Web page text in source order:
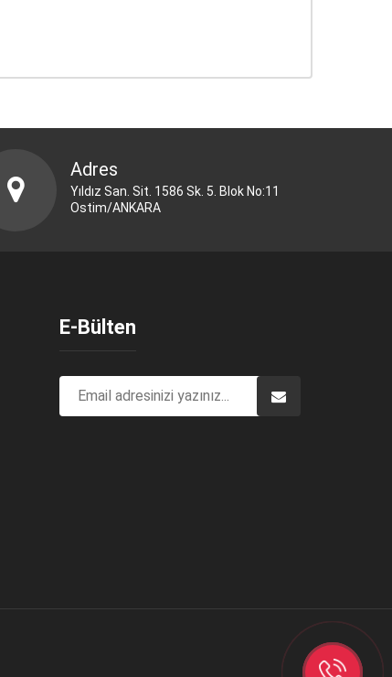
Adres
Yıldız San. Sit. 1586 Sk. 5. Blok No:11
Ostim/ANKARA
E-Bülten